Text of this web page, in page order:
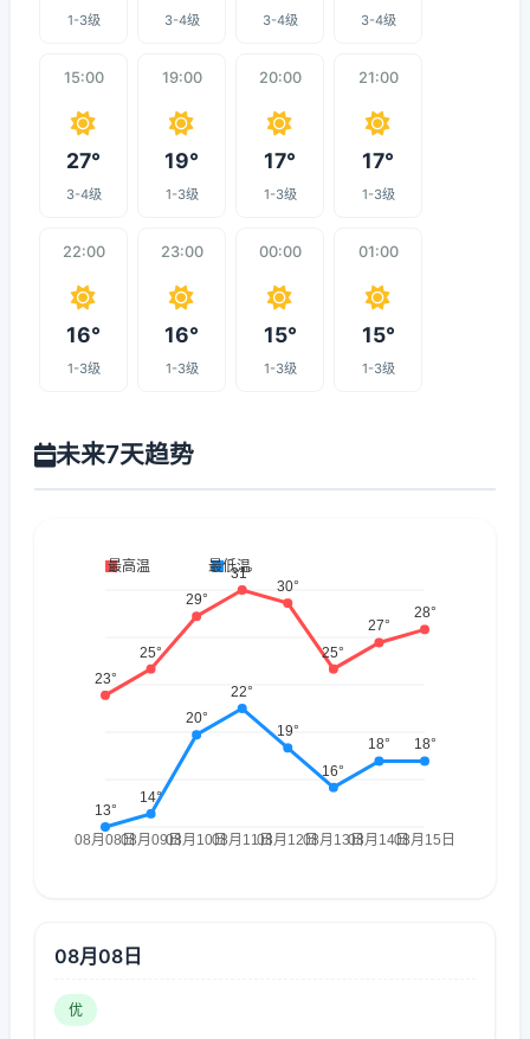
1-3级 3-4级 3-4级 3-4级
15:00
27°
3-4级
19:00
19°
1-3级
20:00
17°
1-3级
21:00
17°
1-3级
22:00
16°
1-3级
23:00
16°
1-3级
00:00
15°
1-3级
01:00
15°
1-3级
未来7天趋势
08月08日
优